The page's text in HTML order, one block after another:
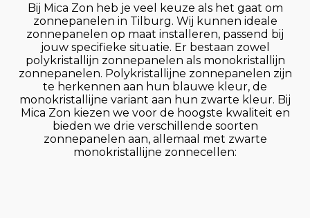
Bij Mica Zon heb je veel keuze als het gaat om
zonnepanelen in Tilburg. Wij kunnen ideale
zonnepanelen op maat installeren, passend bij
jouw specifieke situatie. Er bestaan zowel
polykristallijn zonnepanelen als monokristallijn
zonnepanelen. Polykristallijne zonnepanelen zijn
te herkennen aan hun blauwe kleur, de
monokristallijne variant aan hun zwarte kleur. Bij
Mica Zon kiezen we voor de hoogste kwaliteit en
bieden we drie verschillende soorten
zonnepanelen aan, allemaal met zwarte
monokristallijne zonnecellen: